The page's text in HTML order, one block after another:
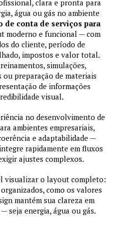
clara e pronta para
água ou gás no ambiente
de conta de serviços para
moderno e funcional — com
do cliente, período de
impostos e valor total.
simulações,
ou preparação de materiais
de informações
visual.
no desenvolvimento de
ambientes empresariais,
e adaptabilidade —
rapidamente em fluxos
ajustes complexos.
visualizar o layout completo:
como os valores
mantém sua clareza em
seja energia, água ou gás.